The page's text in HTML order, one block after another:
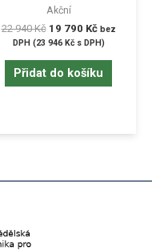
Akční
22 940Kč 19 790 Kč bez
DPH (23 946 Kčs DPH)
Přidat do košíku